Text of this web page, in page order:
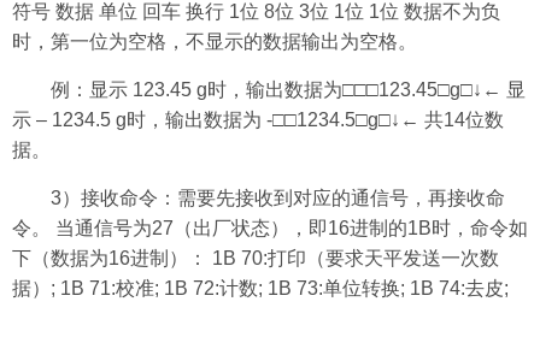
符号 数据 单位 回车 换行 1位 8位 3位 1位 1位 数据不为负
时，第一位为空格，不显示的数据输出为空格。
例：显示 123.45 g时，输出数据为□□□123.45□g□↓← 显
示 – 1234.5 g时，输出数据为 -□□1234.5□g□↓← 共14位数
据。
3）接收命令：需要先接收到对应的通信号，再接收命
令。 当通信号为27（出厂状态），即16进制的1B时，命令如
下（数据为16进制）： 1B 70:打印（要求天平发送一次数
据）; 1B 71:校准; 1B 72:计数; 1B 73:单位转换; 1B 74:去皮;